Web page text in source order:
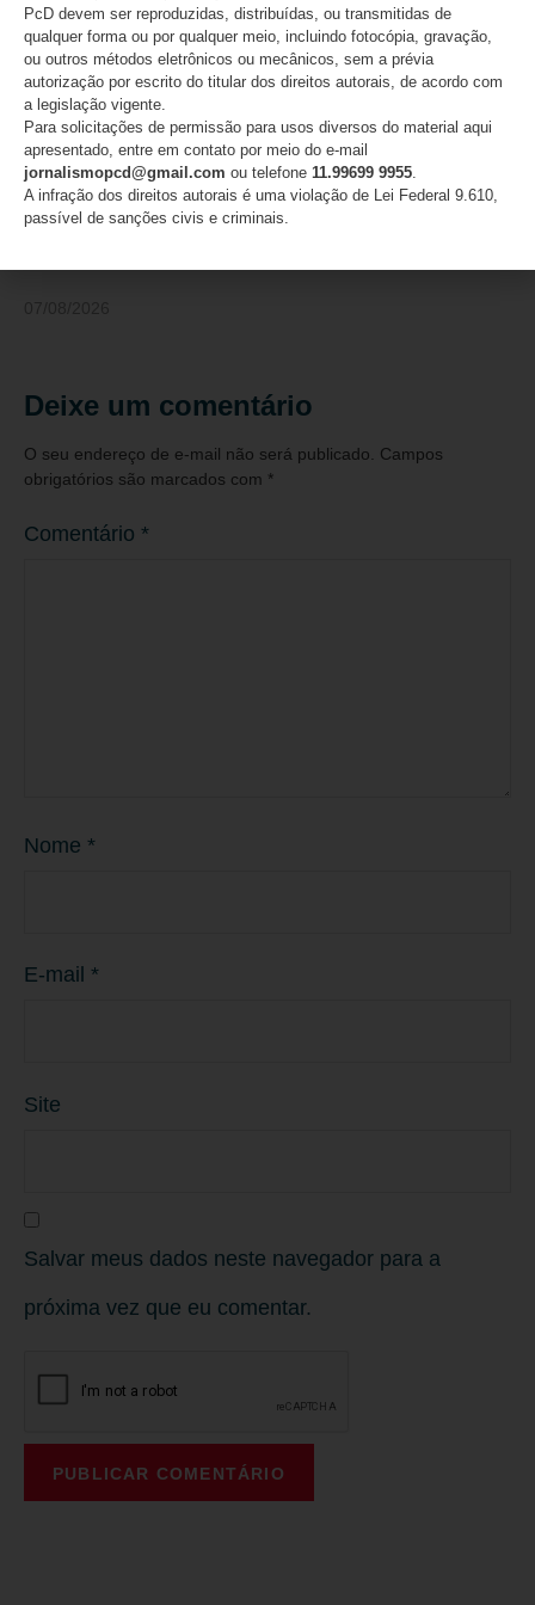
Especialista alerta sobre os desafios no
enfrentamento da violência contra a mulher e a
Deixe um comentário
O seu endereço de e-mail não será publicado.
Campos
obrigatórios são marcados com *
Comentário *
Nome *
E-mail *
Site
Salvar meus dados neste navegador para a
próxima vez que eu comentar.
PcD devem ser reproduzidas, distribuídas, ou transmitidas de
qualquer forma ou por qualquer meio, incluindo fotocópia, gravação,
ou outros métodos eletrônicos ou mecânicos, sem a prévia
autorização por escrito do titular dos direitos autorais, de acordo com
a legislação vigente.
Para solicitações de permissão para usos diversos do material aqui
apresentado, entre em contato por meio do e-mail
jornalismopcd@gmail.com ou telefone 11.99699 9955.
A infração dos direitos autorais é uma violação de Lei Federal 9.610,
passível de sanções civis e criminais.